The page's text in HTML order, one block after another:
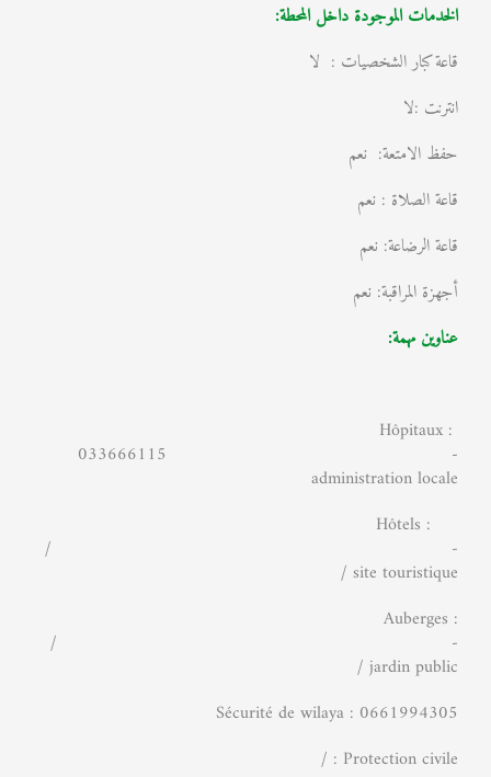
الخدمات الموجودة داخل المحطة:
قاعة كبار الشخصيات : لا
انترنت :لا
حفظ الامتعة: نعم
قاعة الصلاة : نعم
قاعة الرضاعة: نعم
أجهزة المراقبة: نعم
عناوين مهمة:
Hôpitaux :
033666115 -
administration locale
Hôtels :
/ -
site touristique /
Auberges :
/ -
jardin public /
Sécurité de wilaya : 0661994305
Protection civile : /